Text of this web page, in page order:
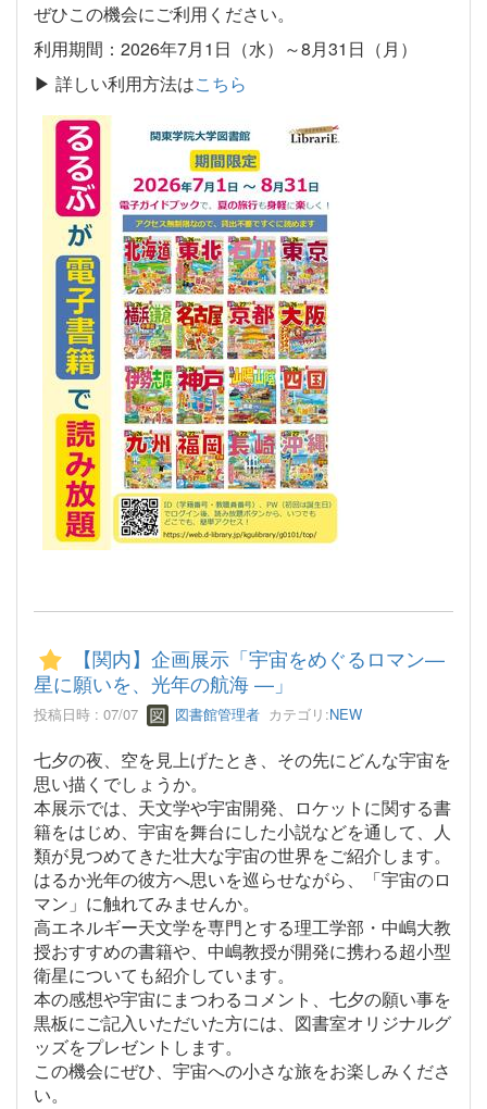
ぜひこの機会にご利用ください。
利用期間：2026年7月1日（水）～8月31日（月）
▶ 詳しい利用方法はこちら
【関内】企画展示「宇宙をめぐるロマン—
星に願いを、光年の航海 —」
投稿日時 : 07/07 図書館管理者 カテゴリ:NEW
七夕の夜、空を見上げたとき、その先にどんな宇宙を
思い描くでしょうか。
本展示では、天文学や宇宙開発、ロケットに関する書
籍をはじめ、宇宙を舞台にした小説などを通して、人
類が見つめてきた壮大な宇宙の世界をご紹介します。
はるか光年の彼方へ思いを巡らせながら、「宇宙のロ
マン」に触れてみませんか。
高エネルギー天文学を専門とする理工学部・中嶋大教
授おすすめの書籍や、中嶋教授が開発に携わる超小型
衛星についても紹介しています。
本の感想や宇宙にまつわるコメント、七夕の願い事を
黒板にご記入いただいた方には、図書室オリジナルグ
ッズをプレゼントします。
この機会にぜひ、宇宙への小さな旅をお楽しみくださ
い。